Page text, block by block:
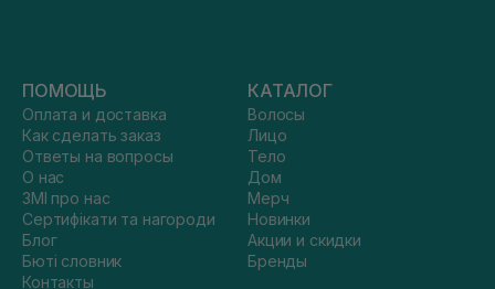
ПОМОЩЬ
Оплата и доставка
Как сделать заказ
Ответы на вопросы
О нас
ЗМІ про нас
Сертифікати та нагороди
Блог
Бюті словник
Контакты
КАТАЛОГ
Волосы
Лицо
Тело
Дом
Мерч
Новинки
Акции и скидки
Бренды